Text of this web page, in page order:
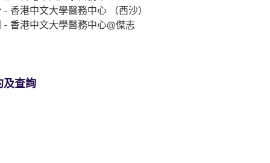
- 香港中文大學醫務中心 （西沙）
- 香港中文大學醫務中心@傑志
及查詢